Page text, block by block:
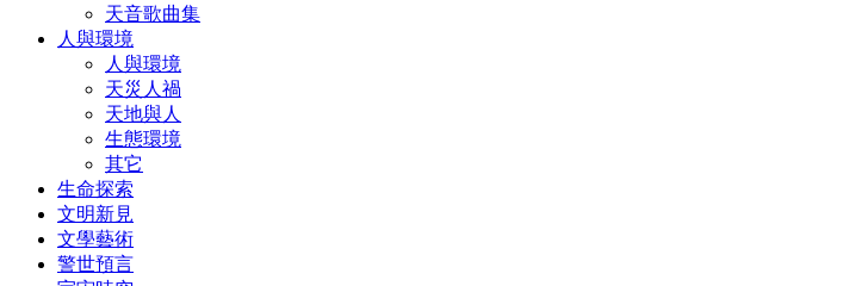
天音歌曲集
人與環境
人與環境
天災人禍
天地與人
生態環境
其它
生命探索
文明新見
文學藝術
警世預言